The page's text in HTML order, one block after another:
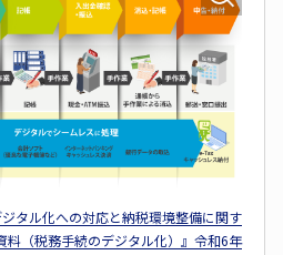
ジタル化への対応と納税環境整備に関す
料（税務手続のデジタル化）』令和6年